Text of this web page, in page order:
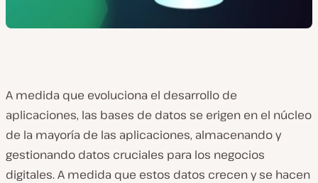
A medida que evoluciona el desarrollo de
aplicaciones, las bases de datos se erigen en el núcleo
de la mayoría de las aplicaciones, almacenando y
gestionando datos cruciales para los negocios
digitales. A medida que estos datos crecen y se hacen